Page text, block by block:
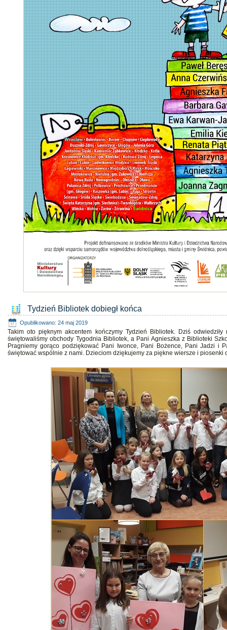
Tydzień Bibliotek dobiegł końca
Opublikowano: 24 maj 2019
Takim oto pięknym akcentem kończymy Tydzień Bibliotek. Dziś
świętowaliśmy obchody Tygodnia Bibliotek, a Pani Agnieszka z Biblioteki
Pragniemy gorąco podziękować Pani Iwonce, Pani Bożence, Pani Jadzi i
świętować wspólnie z nami. Dzieciom dziękujemy za piękne wiersze i piosenki